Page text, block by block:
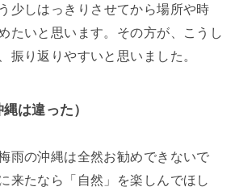
少しはっきりさせてから場所や時
たいと思います。その方が、こうし
振り返りやすいと思いました。
は違った）
雨の沖縄は全然お勧めできないで
来たなら「自然」を楽しんでほし